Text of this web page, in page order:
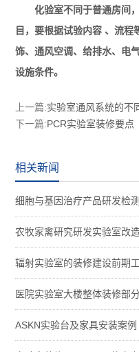
化验室不同于普通房间，
目，要根据试验内容 、流
饰、通风空调、给排水、电
设施条件。
上一篇:实验室通风系统的不
下一篇:PCR实验室装修要点
相关新闻
细胞与基因治疗产品研发检测制备
农牧家禽研究研发实验室改
辐射实验室的装修建设前期
医院实验室大楼整体装修部
ASKN实验台及家具安装案例